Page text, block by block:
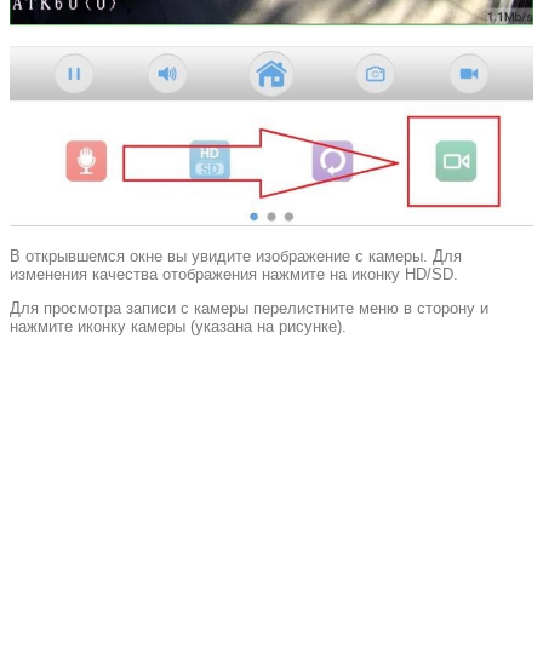
В открывшемся окне вы увидите изображение с камеры. Для
изменения качества отображения нажмите на иконку HD/SD.
Для просмотра записи с камеры перелистните меню в сторону и
нажмите иконку камеры (указана на рисунке).